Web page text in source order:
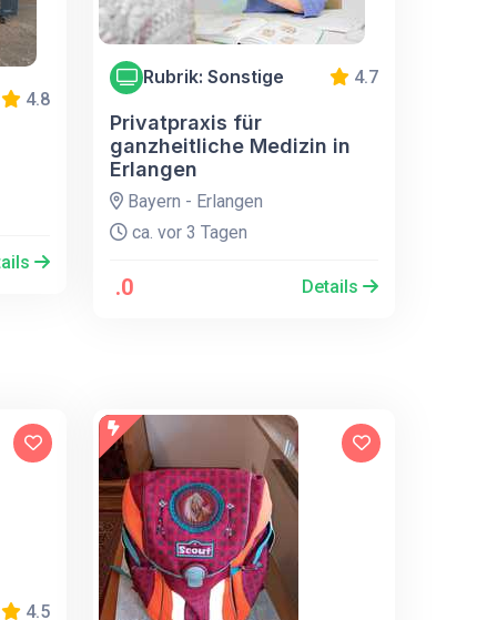
4.8
Rubrik: Sonstige 4.7
Privatpraxis für
ganzheitliche Medizin in
Erlangen
Bayern - Erlangen
ca. vor 3 Tagen
.0 Details
4.5